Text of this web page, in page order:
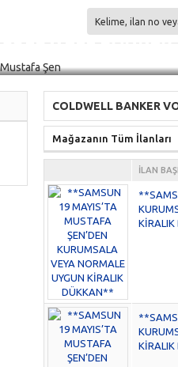
COLDWELL
COLDWELL BANKER
Mağazanın Tüm İlanları
İLAN